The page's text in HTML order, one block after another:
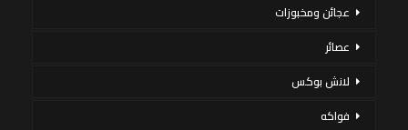
عجائن ومخبوزات
عصائر
لانش بوكس
فواكه